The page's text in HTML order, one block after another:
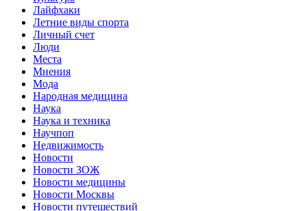
Лайфхаки
Летние виды спорта
Личный счет
Люди
Места
Мнения
Мода
Народная медицина
Наука
Наука и техника
Научпоп
Недвижимость
Новости
Новости ЗОЖ
Новости медицины
Новости Москвы
Новости путешествий